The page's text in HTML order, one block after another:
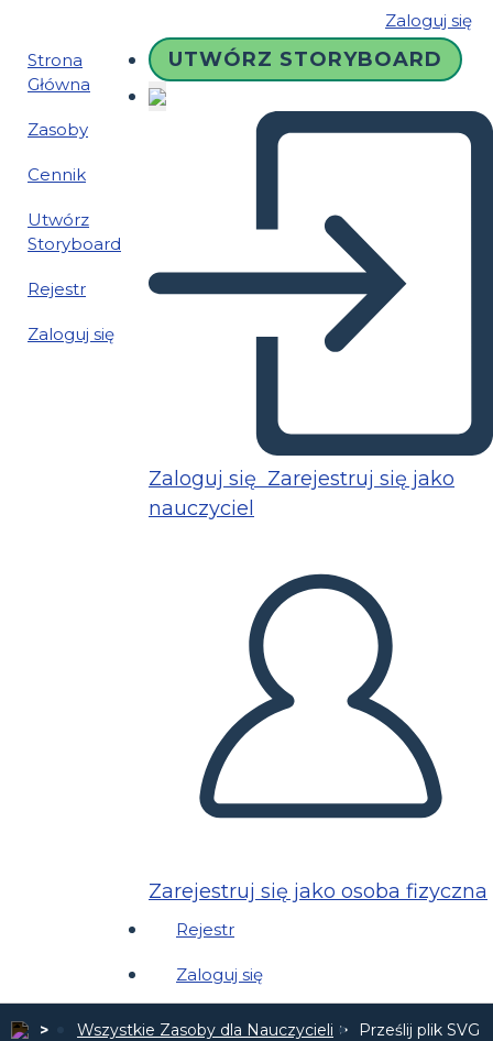
Zaloguj się
Strona
Główna
Zasoby
Cennik
Utwórz
Storyboard
Rejestr
Zaloguj się
UTWÓRZ STORYBOARD
Zaloguj się Zarejestruj się jako
nauczyciel
Zarejestruj się jako osoba fizyczna
Rejestr
Zaloguj się
Wszystkie Zasoby dla Nauczycieli Prześlij plik SVG